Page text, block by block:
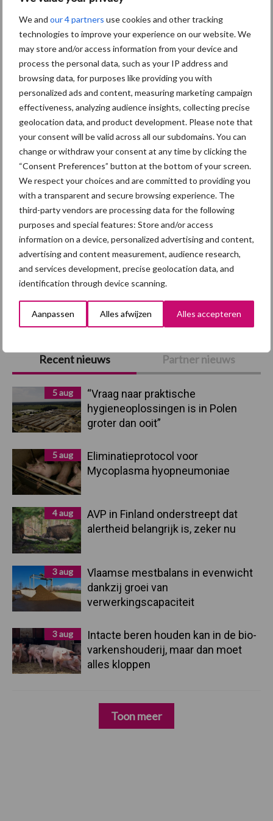
We and our 4 partners use cookies and other tracking
technologies to improve your experience on our website. We
may store and/or access information from your device and
process the personal data, such as your IP address and
browsing data, for purposes like providing you with
personalized ads and content, measuring marketing campaign
effectiveness, analyzing audience insights, collecting precise
geolocation data, and product development. Please note that
your consent will be valid across all our subdomains. You can
change or withdraw your consent at any time by clicking the
“Consent Preferences” button at the bottom of your screen.
We respect your choices and are committed to providing you
with a transparent and secure browsing experience. The
third-party vendors are processing data for the following
purposes and special features: Store and/or access
information on a device, personalized advertising and content,
advertising and content measurement, audience research,
and services development, precise geolocation data, and
identification through device scanning.
Aanpassen Alles afwijzen Alles accepteren
Primaire
Sidebar
Recent nieuws Partner nieuws
5 aug
“Vraag naar praktische
hygieneoplossingen is in Polen
groter dan ooit”
5 aug
Eliminatieprotocol voor
Mycoplasma hyopneumoniae
4 aug
AVP in Finland onderstreept dat
alertheid belangrijk is, zeker nu
3 aug
Vlaamse mestbalans in evenwicht
dankzij groei van
verwerkingscapaciteit
3 aug
Intacte beren houden kan in de bio-
varkenshouderij, maar dan moet
alles kloppen
Toon meer
e
AVP in Finland onderstreept
dat alertheid belangrijk is,
zeker nu
Diergezondheid Fokkerij Huisvesting
Afrikaanse
varkenspest
Brachyspira
Toon meer